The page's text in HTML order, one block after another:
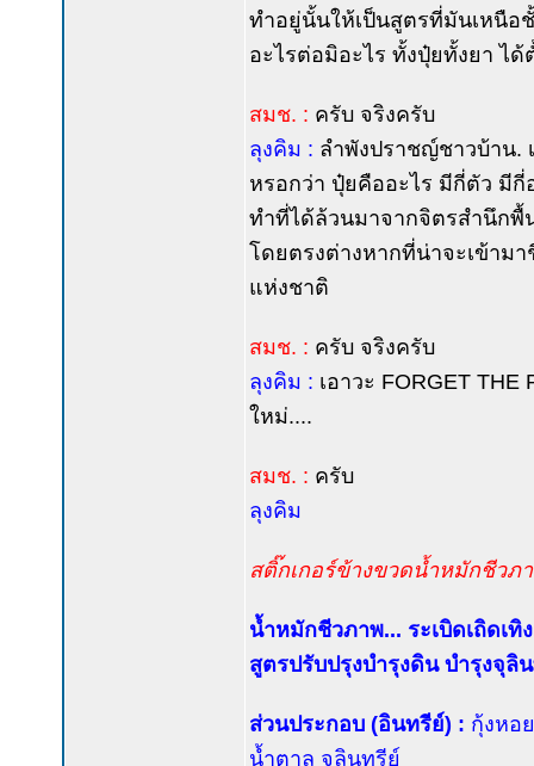
ทำอยู่นั้นให้เป็นสูตรที่มันเหนือ
อะไรต่อมิอะไร ทั้งปุ๋ยทั้งยา ไ
สมช. : ครับ จริงครับ
ลุงคิม : ลำพังปราชญ์ชาวบ้าน.
หรอกว่า ปุ๋ยคืออะไร มีกี่ตัว มี
ทำที่ได้ล้วนมาจากจิตรสำนึกพื้
โดยตรงต่างหากที่น่าจะเข้ามา
แห่งชาติ
สมช. : ครับ จริงครับ
ลุงคิม : เอาวะ FORGET
ใหม่....
สมช. : ครับ
ลุงคิม
สติ๊กเกอร์ข้างขวดน้ำหมักชีวภา
น้ำหมักชีวภาพ... ระเบิดเถิดเทิ
สูตรปรับปรุงบำรุงดิน บำรุงจุ
ส่วนประกอบ (อินทรีย์) : กุ้งหอ
น้ำตาล จุลินทรีย์